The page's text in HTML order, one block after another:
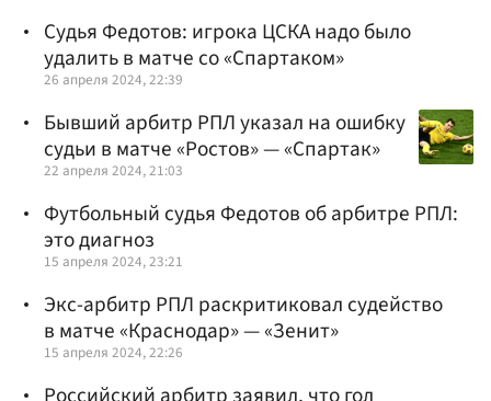
Судья Федотов: игрока ЦСКА надо было
удалить в матче со «Спартаком»
26 апреля 2024, 22:39
Бывший арбитр РПЛ указал на ошибку
судьи в матче «Ростов» — «Спартак»
22 апреля 2024, 21:03
Футбольный судья Федотов об арбитре РПЛ:
это диагноз
15 апреля 2024, 23:21
Экс-арбитр РПЛ раскритиковал судейство
в матче «Краснодар» — «Зенит»
15 апреля 2024, 22:26